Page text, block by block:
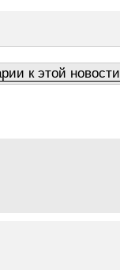
к этой новости